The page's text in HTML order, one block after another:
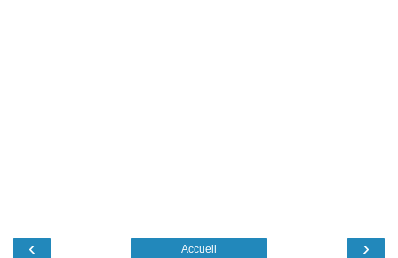
‹ ›
Accueil